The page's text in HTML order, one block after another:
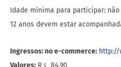
Idade mínima para participar:
12 anos devem estar
Ingressos: no e-commerce: http://
Valores: R﹩ 84,90